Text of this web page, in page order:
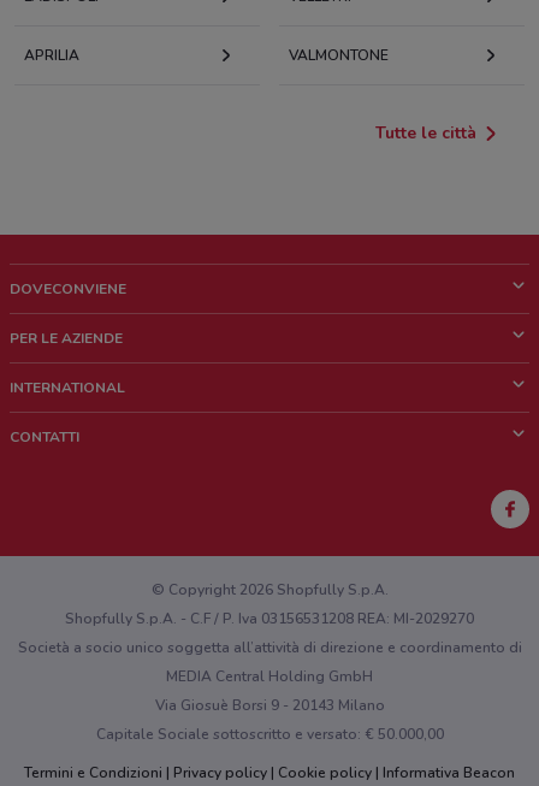
APRILIA VALMONTONE
Tutte le città
DOVECONVIENE
Chi siamo
Lavora con noi
PER LE AZIENDE
Richieste commerciali e marketing
INTERNATIONAL
CONTATTI
Hai un malfunzionamento sul web o sull'app?
© Copyright 2026 Shopfully S.p.A.
Shopfully S.p.A. - C.F / P. Iva 03156531208 REA: MI-2029270
Società a socio unico soggetta all’attività di direzione e coordinamento di
MEDIA Central Holding GmbH
Via Giosuè Borsi 9 - 20143 Milano
Capitale Sociale sottoscritto e versato: € 50.000,00
Termini e Condizioni
Privacy policy Cookie policy Informativa Beacon